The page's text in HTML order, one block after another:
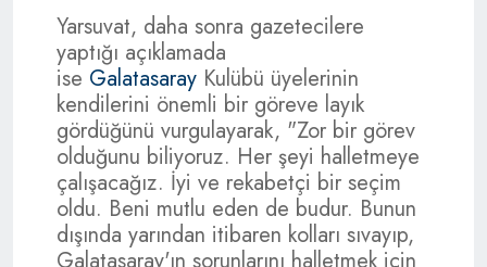
Yarsuvat, daha sonra gazetecilere
yaptığı açıklamada
ise Galatasaray Kulübü üyelerinin
kendilerini önemli bir göreve layık
gördüğünü vurgulayarak, "Zor bir görev
olduğunu biliyoruz. Her şeyi halletmeye
çalışacağız. İyi ve rekabetçi bir seçim
oldu. Beni mutlu eden de budur. Bunun
dışında yarından itibaren kolları sıvayıp,